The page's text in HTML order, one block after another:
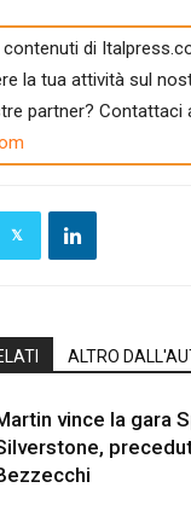
contenuti di
la tua attività sul
partner? Contattaci
ALTRO
vince la gara